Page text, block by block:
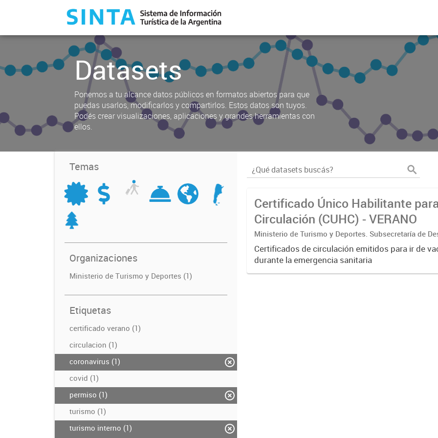
Datasets
Ponemos a tu alcance datos públicos en formatos abiertos para que
puedas usarlos, modificarlos y compartirlos. Estos datos son tuyos.
Podés crear visualizaciones, aplicaciones y grandes herramientas con
ellos.
Temas
Organizaciones
Ministerio de Turismo y Deportes (1)
Etiquetas
certificado verano (1)
circulacion (1)
coronavirus (1)
covid (1)
permiso (1)
turismo (1)
turismo interno (1)
Certificado Único Habilitante
Circulación (CUHC) - VERANO
Ministerio de Turismo y Deportes. Subsecretaría de
Estratégico. Dirección Nacional de Mercados y
Certificados de circulación emitidos para ir de
durante la emergencia sanitaria